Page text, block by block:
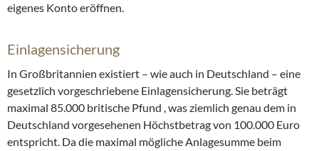
eigenes Konto eröffnen.
Einlagensicherung
In Großbritannien existiert – wie auch in Deutschland – eine
gesetzlich vorgeschriebene Einlagensicherung. Sie beträgt
maximal 85.000 britische Pfund , was ziemlich genau dem in
Deutschland vorgesehenen Höchstbetrag von 100.000 Euro
entspricht. Da die maximal mögliche Anlagesumme beim